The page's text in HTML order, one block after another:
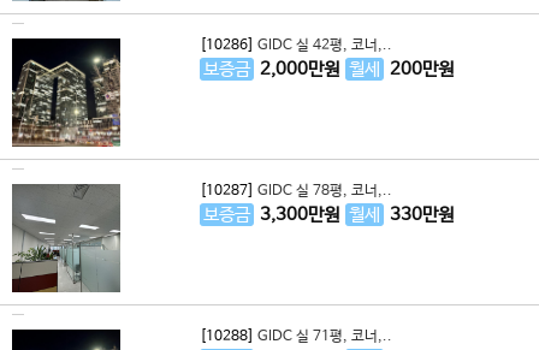
[10286] GIDC 실 42평, 코너,..
보증금 2,000만원 월세 200만원
[10287] GIDC 실 78평, 코너,..
보증금 3,300만원 월세 330만원
[10288] GIDC 실 71평, 코너,..